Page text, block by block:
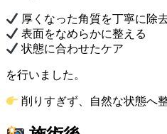
厚くなった角質を丁寧に除
表面をなめらかに整える
状態に合わせたケア
を行いました。
削りすぎず、自然な状態へ